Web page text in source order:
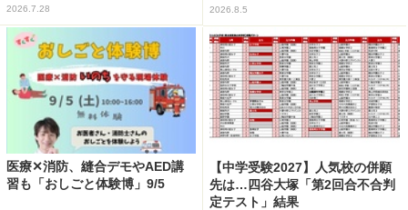
2026.7.28 2026.8.5
医療✕消防、縫合デモやAED講
習も「おしごと体験博」9/5
【中学受験2027】人気校の併願
先は…四谷大塚「第2回合不合判
定テスト」結果